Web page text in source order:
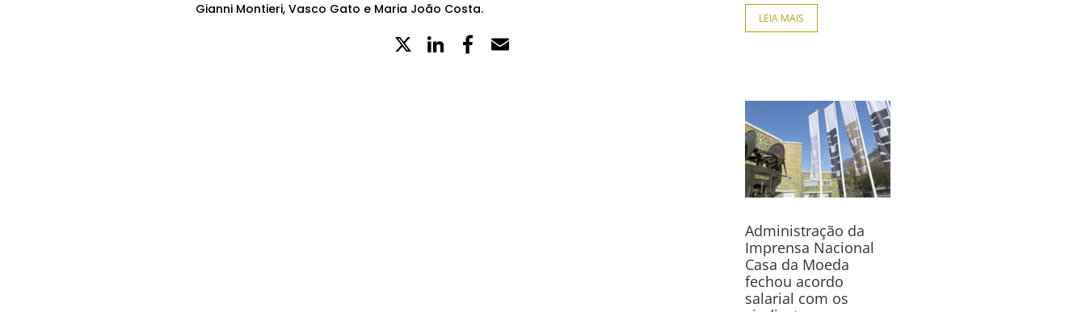
Gianni Montieri, Vasco Gato e Maria João Costa.
X LinkedIn
Partilhe
LEIA MAIS
Administração da
Imprensa Nacional
Casa da Moeda
fechou acordo
salarial com os